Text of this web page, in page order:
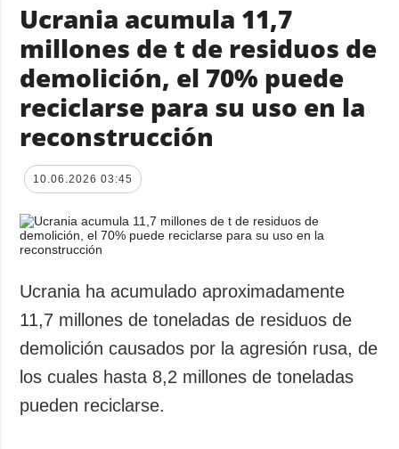
Ucrania acumula 11,7
millones de t de residuos de
demolición, el 70% puede
reciclarse para su uso en la
reconstrucción
10.06.2026 03:45
Ucrania ha acumulado aproximadamente
11,7 millones de toneladas de residuos de
demolición causados por la agresión rusa, de
los cuales hasta 8,2 millones de toneladas
pueden reciclarse.